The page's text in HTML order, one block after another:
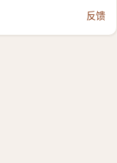
反馈